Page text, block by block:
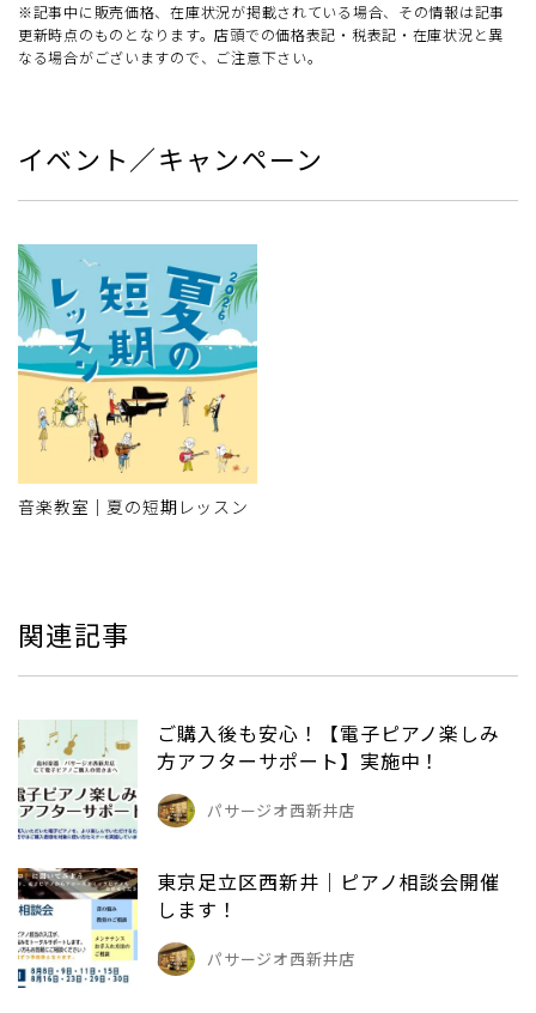
※記事中に販売価格、在庫状況が掲載されている場合、その情報は記事
更新時点のものとなります。店頭での価格表記・税表記・在庫状況と異
なる場合がございますので、ご注意下さい。
イベント／キャンペーン
音楽教室｜夏の短期レッスン
関連記事
ご購入後も安心！【電子ピアノ楽しみ
方アフターサポート】実施中！
パサージオ西新井店
東京足立区西新井｜ピアノ相談会開催
します！
パサージオ西新井店